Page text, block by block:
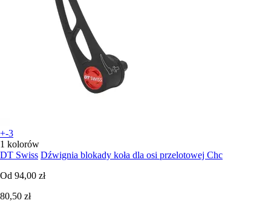
+-3
1 kolorów
DT Swiss Dźwignia blokady koła dla osi przelotowej Chc
Od 94,00 zł
80,50 zł